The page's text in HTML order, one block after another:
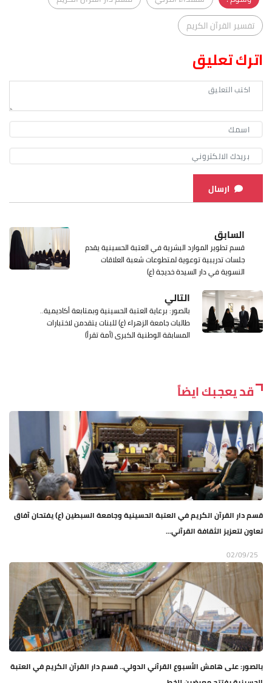
تفسير القرآن الكريم
اترك تعليق
ارسال
السابق
قسم تطوير الموارد البشرية في العتبة الحسينية يقدم
جلسات تدريبية توعوية لمتطوعات شعبة العلاقات
النسوية في دار السيدة خديجة (ع)
التالي
بالصور: برعاية العتبة الحسينية وبمتابعة أكاديمية..
طالبات جامعة الزهراء (ع) للبنات يتقدمن لاختبارات
المسابقة الوطنية الكبرى (أمة تقرأ)
قد يعجبك ايضاً
قسم دار القرآن الكريم في العتبة الحسينية وجامعة السبطين (ع) يفتحان آفاق
تعاون لتعزيز الثقافة القرآني...
02/09/25
بالصور: على هامش الأسبوع القرآني الدولي.. قسم دار القرآن الكريم في العتبة